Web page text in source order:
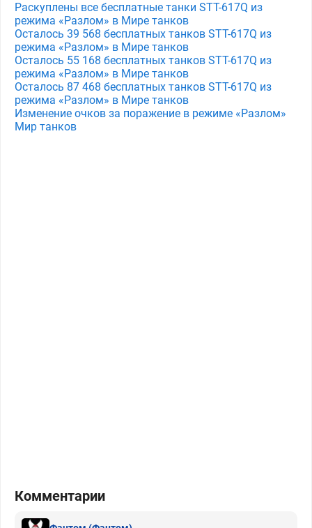
Раскуплены все бесплатные танки STT-617Q из
режима «Разлом» в Мире танков
Осталось 39 568 бесплатных танков STT-617Q из
режима «Разлом» в Мире танков
Осталось 55 168 бесплатных танков STT-617Q из
режима «Разлом» в Мире танков
Осталось 87 468 бесплатных танков STT-617Q из
режима «Разлом» в Мире танков
Изменение очков за поражение в режиме «Разлом»
Мир танков
Комментарии